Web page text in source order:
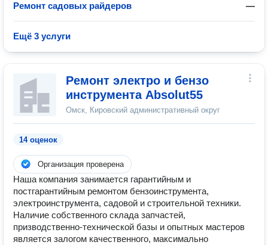
Ремонт садовых райдеров —
Ещё 3 услуги
Ремонт электро и бензо
инструмента Absolut55
Омск, Кировский административный округ
14 оценок
Организация проверена
Наша компания занимается гарантийным и
постгарантийным ремонтом бензоинструмента,
электроинструмента, садовой и строительной техники.
Наличие собственного склада запчастей,
призводственно-технической базы и опытных мастеров
является залогом качественного, максимально